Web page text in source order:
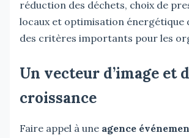
réduction des déchets, choix de
locaux et optimisation énergétique
des critères importants pour les
Un vecteur d’image et
croissance
Faire appel à une agence